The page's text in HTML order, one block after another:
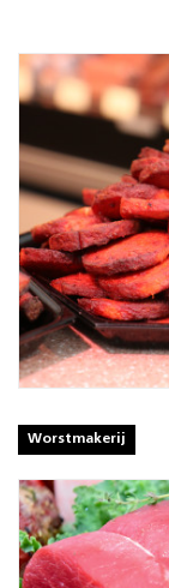
Worstmakerij